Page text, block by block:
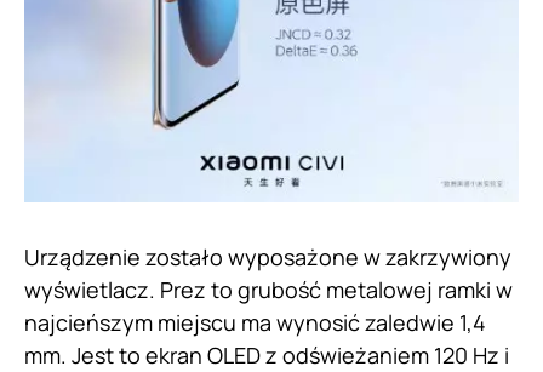
Urządzenie zostało wyposażone w zakrzywiony
wyświetlacz. Prez to grubość metalowej ramki w
najcieńszym miejscu ma wynosić zaledwie 1,4
mm. Jest to ekran OLED z odświeżaniem 120 Hz i